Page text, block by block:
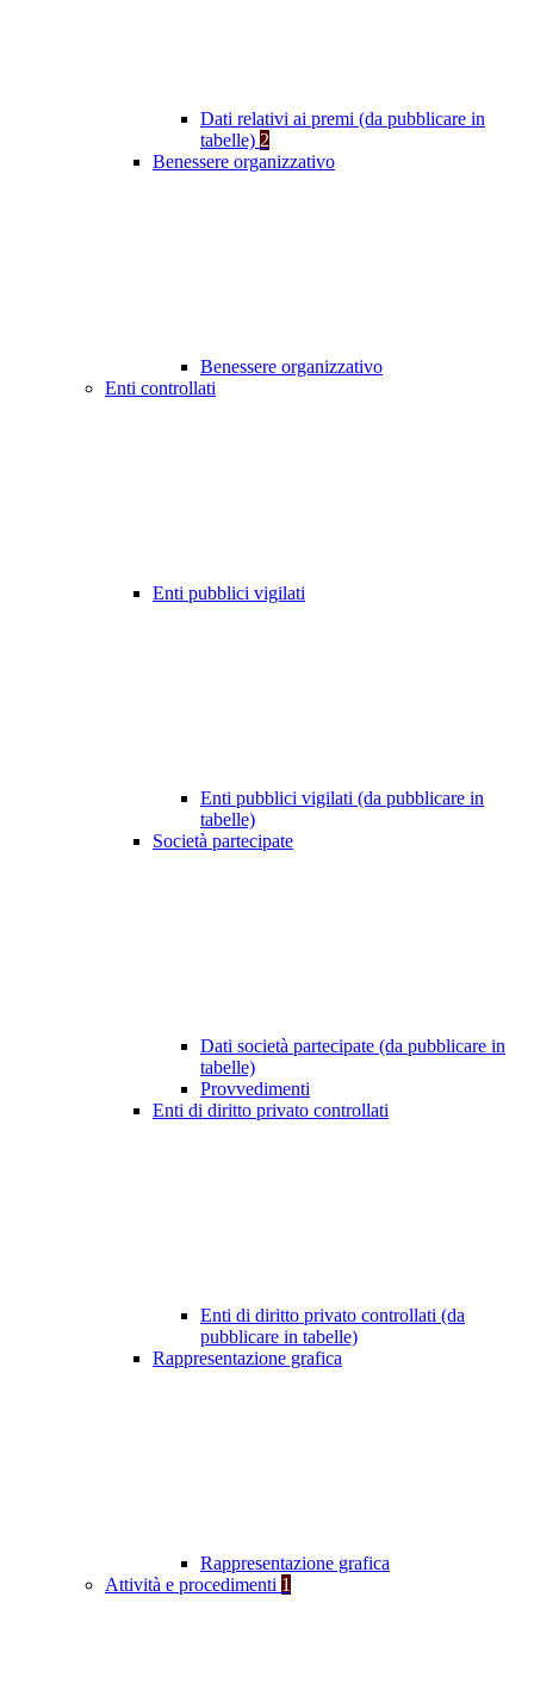
Dati relativi ai premi (da pubblicare in
tabelle) 2
Benessere organizzativo
Benessere organizzativo
Enti controllati
Enti pubblici vigilati
Enti pubblici vigilati (da pubblicare in
tabelle)
Società partecipate
Dati società partecipate (da pubblicare in
tabelle)
Provvedimenti
Enti di diritto privato controllati
Enti di diritto privato controllati (da
pubblicare in tabelle)
Rappresentazione grafica
Rappresentazione grafica
Attività e procedimenti 1